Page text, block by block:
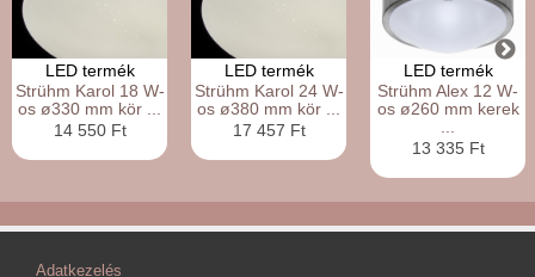
LED termék
Strühm Karol 18 W-
os ø330 mm kör ...
14 550 Ft
LED termék
Strühm Karol 24 W-
os ø380 mm kör ...
17 457 Ft
LED termék
Strühm Alex 12 W-
os ø260 mm kerek
...
13 335 Ft
Adatkezelés